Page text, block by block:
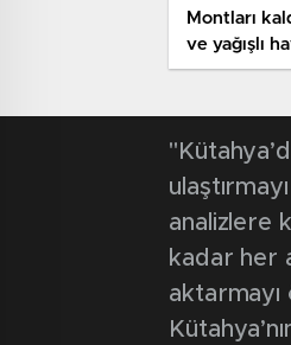
Montları
ve yağışlı
analizlere
kadar her
aktarmayı